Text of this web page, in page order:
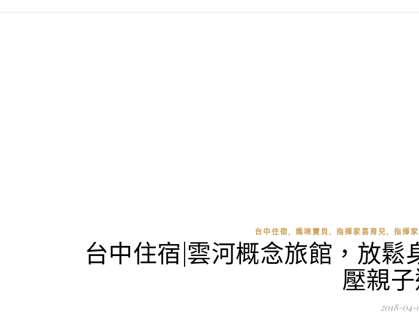
台中住宿, 媽咪寶貝, 指揮家喜育兒, 指揮
台中住宿|雲河概念旅館，放
壓親子
2018-04-